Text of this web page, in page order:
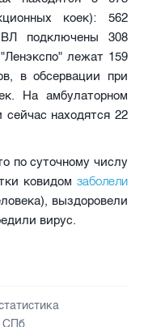
коек): 562
подключены 308
лежат 159
в обсервации при
На амбулаторном
находятся 22
по суточному числу
ковидом заболели
выздоровели
вирус.
СПб,